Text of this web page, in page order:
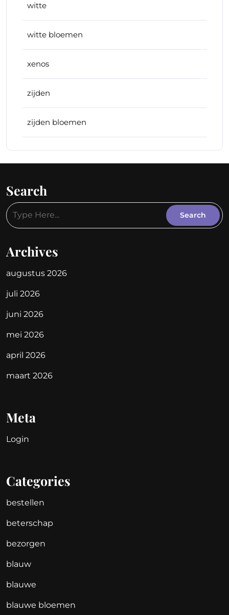
witte
witte bloemen
xenos
zijden
zijden bloemen
Search
Archives
augustus 2026
juli 2026
juni 2026
mei 2026
april 2026
maart 2026
Meta
Login
Categories
bestellen
beterschap
bezorgen
blauw
blauwe
blauwe bloemen